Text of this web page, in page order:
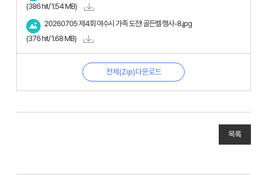
(386 hit/ 1.54 MB)
20260705 제4회 여수시 가족 도전! 골든벨 행사-8.jpg
(376 hit/ 1.68 MB)
전체(Zip)다운로드
목록